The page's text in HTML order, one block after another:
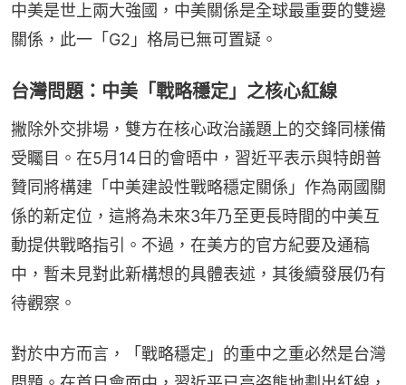
中美是世上兩大強國，中美關係是全球最重要的雙邊
關係，此一「G2」格局已無可置疑。
台灣問題：中美「戰略穩定」之核心紅線
撇除外交排場，雙方在核心政治議題上的交鋒同樣備
受矚目。在5月14日的會晤中，習近平表示與特朗普
贊同將構建「中美建設性戰略穩定關係」作為兩國關
係的新定位，這將為未來3年乃至更長時間的中美互
動提供戰略指引。不過，在美方的官方紀要及通稿
中，暫未見對此新構想的具體表述，其後續發展仍有
待觀察。
對於中方而言，「戰略穩定」的重中之重必然是台灣